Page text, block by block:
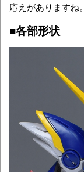
応えがありますね。
■各部形状